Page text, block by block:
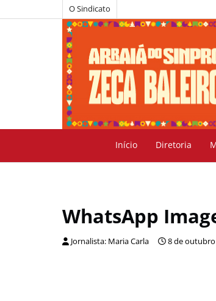
O Sindicato
Início Diretoria
WhatsApp
Jornalista: Maria Carla 8 de outubro